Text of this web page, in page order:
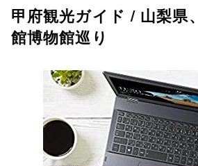
甲府観光ガイド / 山梨県
館博物館巡り